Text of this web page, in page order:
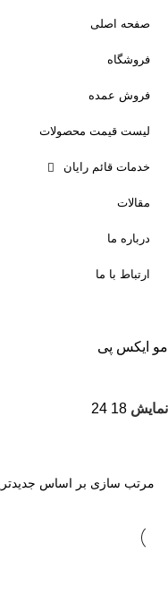
صفحه اصلی
فروشگاه
فروش عمده
لیست قیمت محصولات
خدمات قائم رایان
مقالات
درباره ما
ارتباط با ما
مو ایکس پی
نمایش 18
24